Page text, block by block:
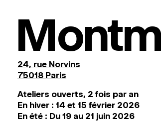
24, rue Norvins
75018 Paris
Ateliers ouverts, 2 fois par an
En hiver : 14 et 15 février 2026
En été : Du 19 au 21 juin 2026